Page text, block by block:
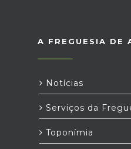
A FREGUESIA DE
Notícias
Serviços da
Toponímia